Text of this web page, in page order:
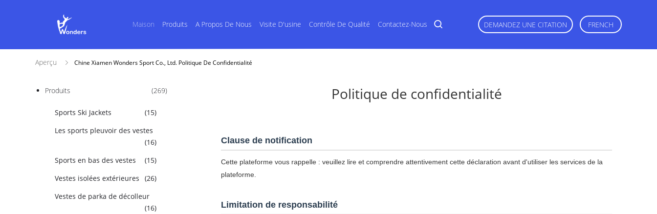
Maison Produits A Propos De Nous Visite D'usine Contrôle De Qualité Contactez-Nous DEMANDEZ UNE CITATION FRENCH
Aperçu Chine Xiamen Wonders Sport Co., Ltd. Politique De Confidentialité
Produits (269)
Sports Ski Jackets
(15)
Les sports pleuvoir des vestes
(16)
Sports en bas des vestes
(15)
Vestes isolées extérieures
(26)
Vestes de parka de décolleur
(16)
Politique de confidentialité
Clause de notification
Cette plateforme vous rappelle : veuillez lire et comprendre attentivement cette déclaration avant d'utiliser les services de la
plateforme.
Limitation de responsabilité